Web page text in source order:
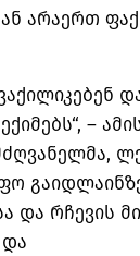
არაერთ
–
და რჩევის